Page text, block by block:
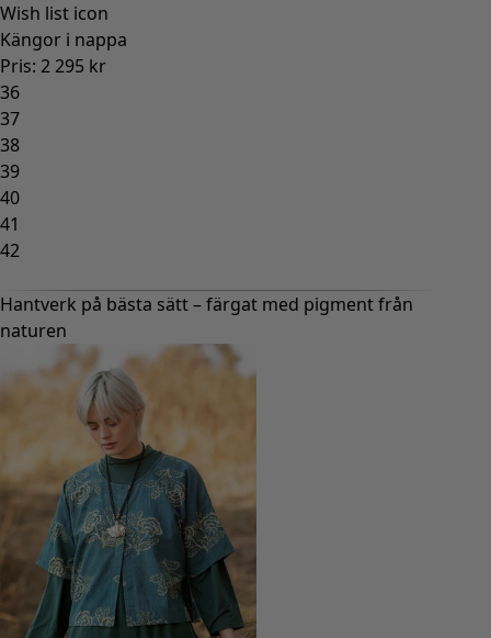
Wish list icon
Kängor i nappa
Pris: 2 295 kr
36
37
38
39
40
41
42
Hantverk på bästa sätt – färgat med pigment från
naturen